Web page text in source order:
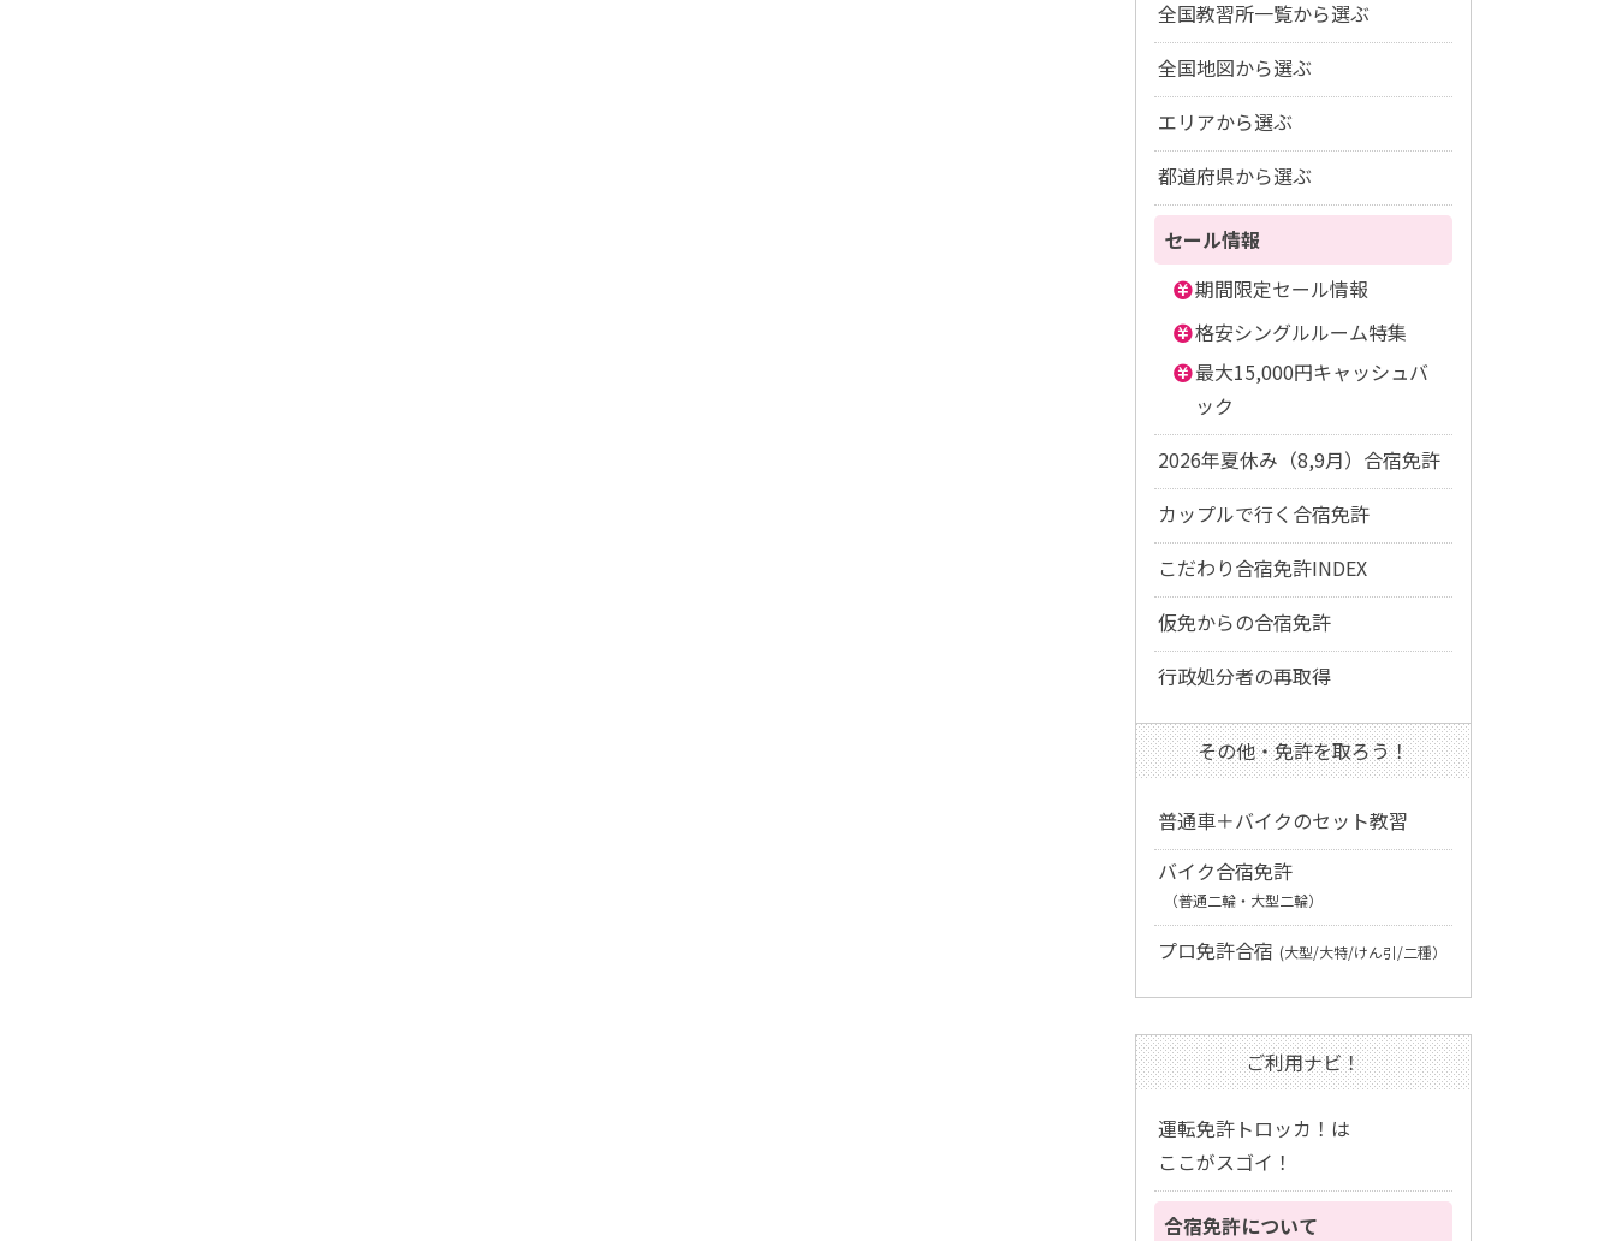
全国教習所一覧から選ぶ
全国地図から選ぶ
エリアから選ぶ
都道府県から選ぶ
セール情報
期間限定セール情報
格安シングルルーム特集
最大15,000円キャッシュバ
ック
2026年夏休み（8,9月）合宿免許
カップルで行く合宿免許
こだわり合宿免許INDEX
仮免からの合宿免許
行政処分者の再取得
その他・免許を取ろう！
普通車＋バイクのセット教習
バイク合宿免許
（普通二輪・大型二輪）
プロ免許合宿 (大型/大特/けん引/二種）
ご利用ナビ！
運転免許トロッカ！は
ここがスゴイ！
合宿免許について